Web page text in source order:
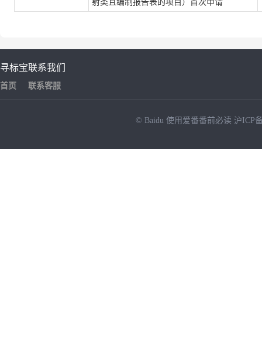
寻标宝
首页
联系我们
联系客服
© Baidu 使用爱番番前必读 沪ICP